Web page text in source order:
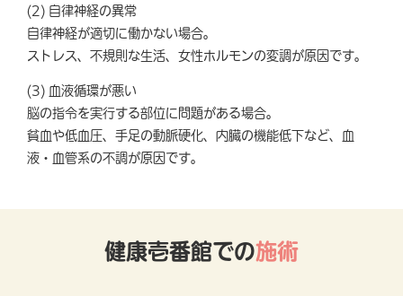
(2) 自律神経の異常
自律神経が適切に働かない場合。
ストレス、不規則な生活、女性ホルモンの変調が原因です。
(3) 血液循環が悪い
脳の指令を実行する部位に問題がある場合。
貧血や低血圧、手足の動脈硬化、内臓の機能低下など、血
液・血管系の不調が原因です。
健康壱番館での施術